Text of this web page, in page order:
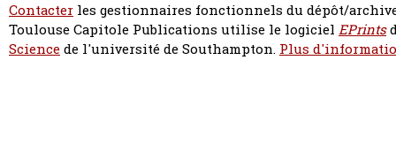
Contacter les gestionnaires fonctionnels du dépôt/
Toulouse Capitole Publications utilise le logiciel EPrints
Sciencede l'université de Southampton. Plus